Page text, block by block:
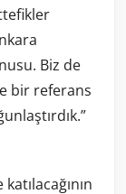
Biz de
bir referans